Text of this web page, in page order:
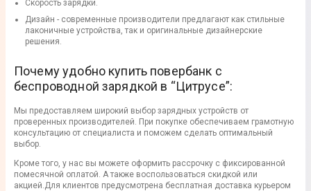
Скорость зарядки.
Дизайн - современные производители предлагают как стильные
лаконичные устройства, так и оригинальные дизайнерские
решения.
Почему удобно купить повербанк с
беспроводной зарядкой в “Цитрусе”:
Мы предоставляем широкий выбор зарядных устройств от
проверенных производителей. При покупке обеспечиваем грамотную
консультацию от специалиста и поможем сделать оптимальный
выбор.
Кроме того, у нас вы можете оформить рассрочку с фиксированной
помесячной оплатой. А также воспользоваться скидкой или
акцией.Для клиентов предусмотрена бесплатная доставка курьером